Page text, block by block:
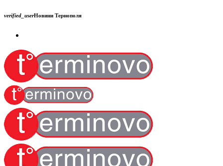
verified_userНовини Тернополя